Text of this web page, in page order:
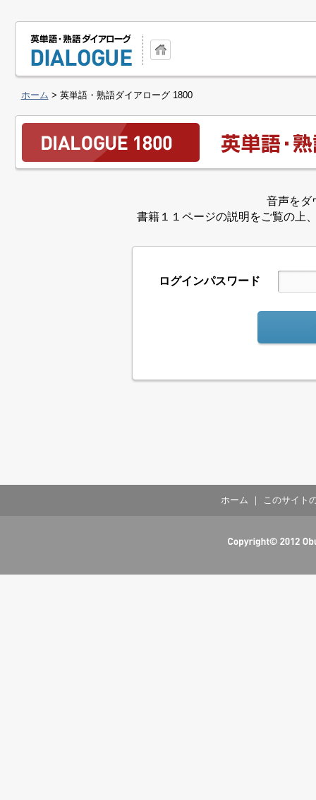
ホーム > 英単語・熟語ダイアローグ 1800
音声をダ
書籍１１ページの説明をご覧の上
ログインパスワード
ホーム ｜ このサイト